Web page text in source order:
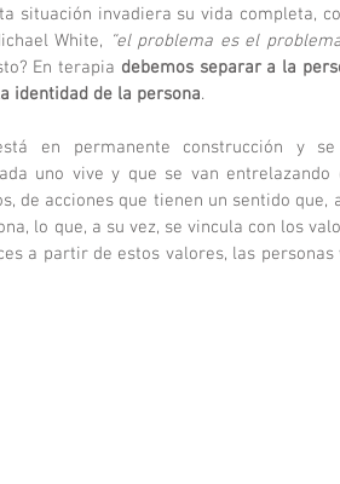
situación invadiera su vida completa,
White, “el problema es el
En terapia debemos separar a la
identidad de la persona.
en permanente construcción y
uno vive y que se van entrelazando
de acciones que tienen un sentido que,
lo que, a su vez, se vincula con los
a partir de estos valores, las personas